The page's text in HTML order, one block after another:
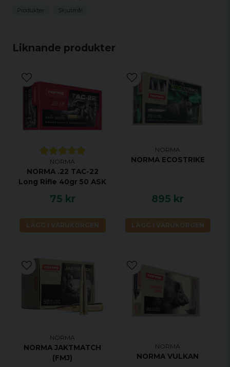
Liknande produkter
NORMA
NORMA .22 TAC-22
Long Rifle 40gr 50 ASK
75 kr
LÄGG I VARUKORGEN
NORMA
NORMA ECOSTRIKE
895 kr
LÄGG I VARUKORGEN
NORMA
NORMA JAKTMATCH
(FMJ)
NORMA
NORMA VULKAN
Produkter Skjutmål